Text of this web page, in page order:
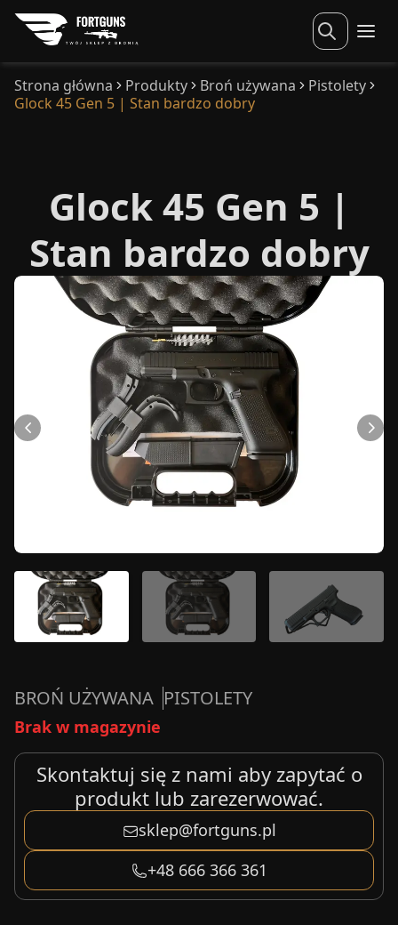
Strona główna Produkty Broń używana
Pistolety
Glock 45 Gen 5 | Stan bardzo dobry
Glock 45 Gen 5 |
Stan bardzo dobry
BROŃ UŻYWANA PISTOLETY
Brak w magazynie
Skontaktuj się z nami aby zapytać o
produkt lub zarezerwować.
sklep@fortguns.pl
+48 666 366 361